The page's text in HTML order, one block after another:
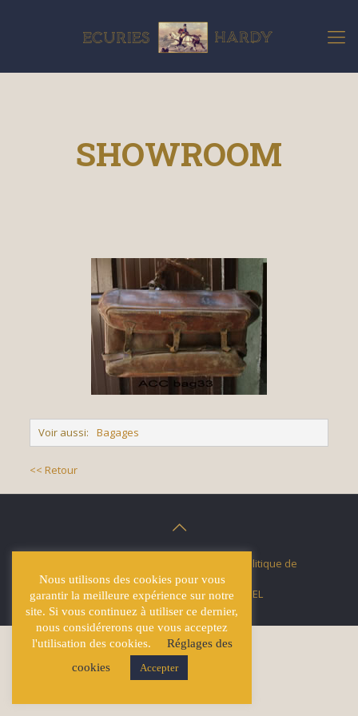
SHOWROOM
Voir aussi: Bagages
<< Retour
- Politique de
confidentialité
Site développé par Lucas GICQUEL
Nous utilisons des cookies pour vous
garantir la meilleure expérience sur notre
site. Si vous continuez à utiliser ce dernier,
nous considérerons que vous acceptez
l'utilisation des cookies.
Réglages des
cookies
Accepter